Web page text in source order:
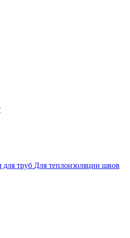
для труб Для теплоизоляции швов